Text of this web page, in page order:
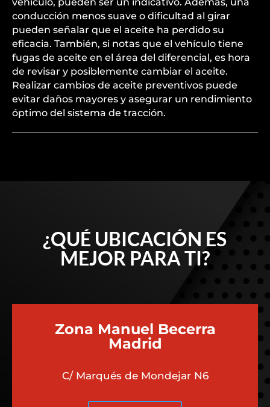
conducción menos suave o dificultad al girar
pueden señalar que el aceite ha perdido su
eficacia. También, si notas que el vehículo tiene
fugas de aceite en el área del diferencial, es hora
de revisar y posiblemente cambiar el aceite.
Realizar cambios de aceite preventivos puede
evitar daños mayores y asegurar un rendimiento
óptimo del sistema de tracción.
¿QUÉ UBICACIÓN ES
MEJOR PARA TI?
Zona Manuel Becerra
Madrid
C/ Marqués de Mondejar N6